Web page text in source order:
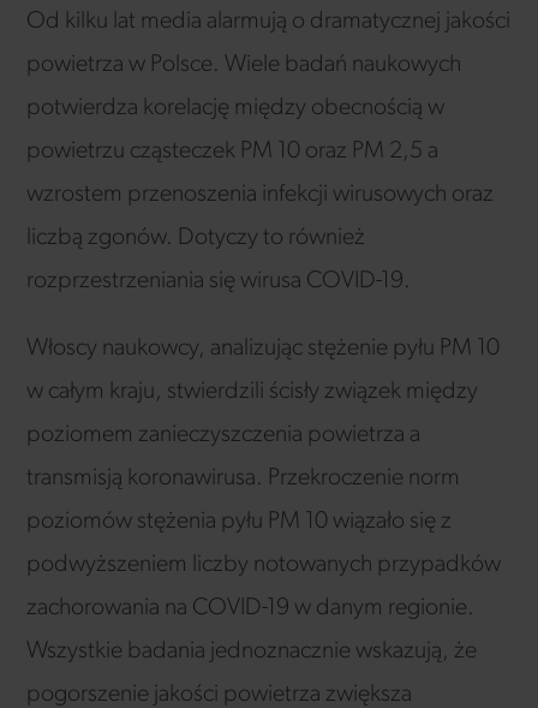
Od kilku lat media alarmują o dramatycznej jakości
powietrza w Polsce. Wiele badań naukowych
potwierdza korelację między obecnością w
powietrzu cząsteczek PM 10 oraz PM 2,5 a
wzrostem przenoszenia infekcji wirusowych oraz
liczbą zgonów. Dotyczy to również
rozprzestrzeniania się wirusa COVID-19.
Włoscy naukowcy, analizując stężenie pyłu PM 10
w całym kraju, stwierdzili ścisły związek między
poziomem zanieczyszczenia powietrza a
transmisją koronawirusa. Przekroczenie norm
poziomów stężenia pyłu PM 10 wiązało się z
podwyższeniem liczby notowanych przypadków
zachorowania na COVID-19 w danym regionie.
Wszystkie badania jednoznacznie wskazują, że
pogorszenie jakości powietrza zwiększa